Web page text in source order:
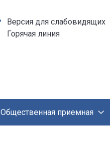
Версия для слабовидящих
Горячая линия
Общественная приемная